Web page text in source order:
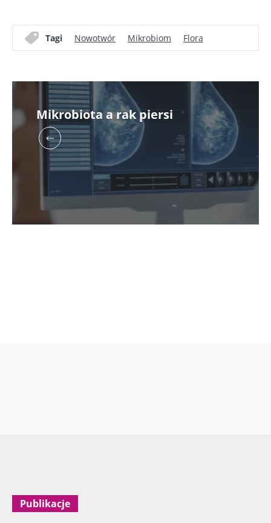
Tagi Nowotwór Mikrobiom Flora
Mikrobiota a rak piersi
Publikacje
bogaty w żywe
mikroorganizmy
kefir zyskuje na
Dowiedz się
więcej
wszystkie te
przysmaki mają
wspólną cechę:
prawie stu ...
więcej